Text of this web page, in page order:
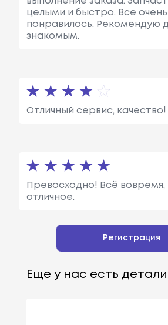
целыми и быстро. Все очень
понравилось. Рекомендую
знакомым.
Отличный сервис, качество!
Превосходно! Всё вовремя,
отличное.
Регистрация
Еще у нас есть